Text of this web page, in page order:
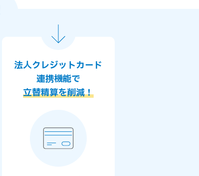
法人クレジットカード
連携機能で
立替精算を削減！